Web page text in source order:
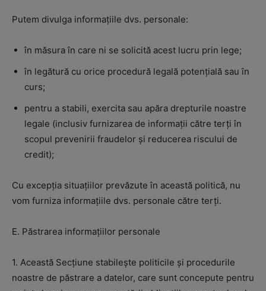
Putem divulga informațiile dvs. personale:
în măsura în care ni se solicită acest lucru prin lege;
în legătură cu orice procedură legală potențială sau în
curs;
pentru a stabili, exercita sau apăra drepturile noastre
legale (inclusiv furnizarea de informații către terți în
scopul prevenirii fraudelor și reducerea riscului de
credit);
Cu excepția situațiilor prevăzute în această politică, nu
vom furniza informațiile dvs. personale către terți.
E. Păstrarea informațiilor personale
1. Această Secțiune stabilește politicile și procedurile
noastre de păstrare a datelor, care sunt concepute pentru